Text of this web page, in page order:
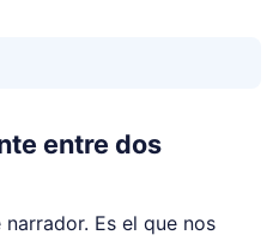
entre dos
Es el que nos